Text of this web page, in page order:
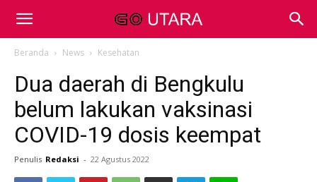
Beranda News Kesehatan
Dua daerah di Bengkulu
belum lakukan vaksinasi
COVID-19 dosis keempat
Penulis Redaksi - 22 Agustus 2022